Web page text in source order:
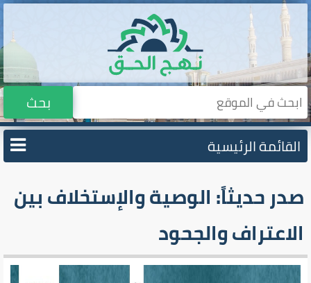
بحث
القائمة الرئيسية
صدر حديثاً: الوصية والإستخلاف بين
الاعتراف والجحود